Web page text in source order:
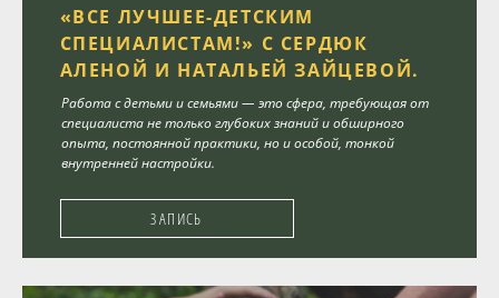
Программы
Вебинары
Персоналии
Новости
«ВСЕ ЛУЧШЕЕ-ДЕТСКИМ
СПЕЦИАЛИСТАМ!» С СЕРДЮК
АЛЕНОЙ И НАТАЛЬЕЙ ЗАЙЦЕВОЙ.
Работа с детьми и семьями — это сфера, требующая от
специалиста не только глубоких знаний и обширного
опыта, постоянной практики, но и особой, тонкой
внутренней настройки.
ЗАПИСЬ